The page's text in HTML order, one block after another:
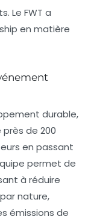
Le FWT a
en matière
durable,
près de 200
en passant
permet de
à réduire
nature,
émissions de